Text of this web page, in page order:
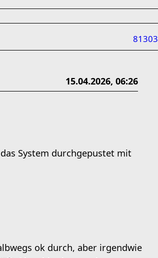
81303
15.04.2026, 06:26
System durchgepustet mit
ok durch, aber irgendwie